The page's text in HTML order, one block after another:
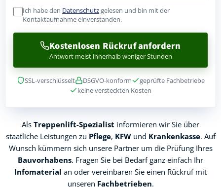
Ich habe den Datenschutzgelesen und bin mit der
Kontaktaufnahme einverstanden.
Kostenlosen Rückruf anfordern
Antwort meist innerhalb weniger Stunden
SSL-verschlüsselt DSGVO-konform
geprüfte Fachbetriebe
keine versteckten Kosten
Als Treppenlift-Spezialist informieren wir Sie über
staatliche Leistungen zu Pflege, KFWund Krankenkasse. Auf
Wunsch kümmern sich unsere Partner um die Prüfung Ihres
Bauvorhabens. Fragen Sie bei Bedarf ganz einfach Ihr
Infomaterial an oder vereinbaren Sie einen Rückruf mit
unseren Fachbetrieben.